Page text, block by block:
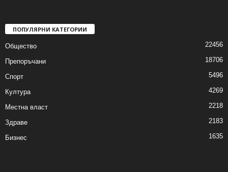
ПОПУЛЯРНИ КАТЕГОРИИ
Общество 22456
Препоръчани 18706
Спорт 5496
Култура 4269
Местна власт 2218
Здраве 2183
Бизнес 1635